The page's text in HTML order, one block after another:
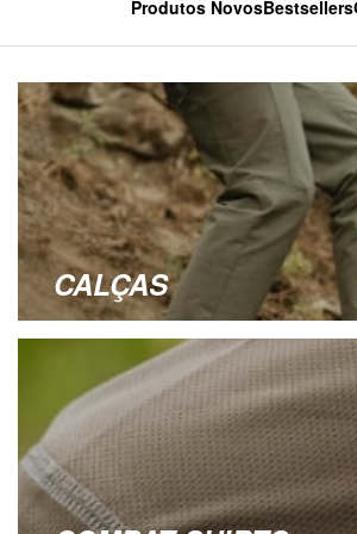
Produtos NovosBestsellers
CALÇAS